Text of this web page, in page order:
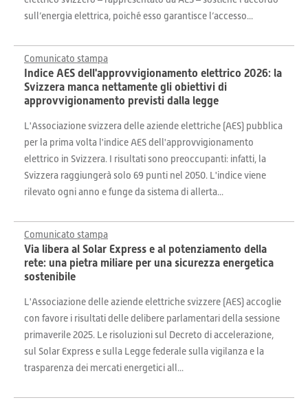
sull’energia elettrica, poiché esso garantisce l’accesso...
Comunicato stampa
Indice AES dell'approvvigionamento elettrico 2026: la
Svizzera manca nettamente gli obiettivi di
approvvigionamento previsti dalla legge
L'Associazione svizzera delle aziende elettriche (AES) pubblica
per la prima volta l'indice AES dell'approvvigionamento
elettrico in Svizzera. I risultati sono preoccupanti: infatti, la
Svizzera raggiungerà solo 69 punti nel 2050. L'indice viene
rilevato ogni anno e funge da sistema di allerta...
Comunicato stampa
Via libera al Solar Express e al potenziamento della
rete: una pietra miliare per una sicurezza energetica
sostenibile
L'Associazione delle aziende elettriche svizzere (AES) accoglie
con favore i risultati delle delibere parlamentari della sessione
primaverile 2025. Le risoluzioni sul Decreto di accelerazione,
sul Solar Express e sulla Legge federale sulla vigilanza e la
trasparenza dei mercati energetici all...